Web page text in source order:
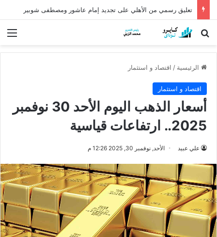
كشف أثري عمره أكثر من 5 آلاف عام في الدقهلية يروي أسرار شرق الدلتا
بحث عن
الرئيسية / اقتصاد و استثمار
اقتصاد و استثمار
أسعار الذهب اليوم الأحد 30 نوفمبر
2025.. ارتفاعات قياسية
علي عبيد الأحد, نوفمبر 30, 2025 12:26 م